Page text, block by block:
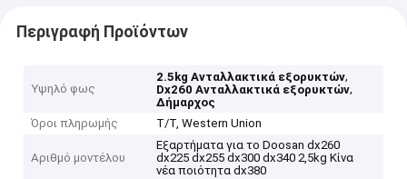
Περιγραφή Προϊόντων
Υψηλό φως
2.5kg Ανταλλακτικά εξορυκτών,
Dx260 Ανταλλακτικά εξορυκτών,
Δήμαρχος
Όροι πληρωμής
T/T, Western Union
Αριθμό μοντέλου
Εξαρτήματα για το Doosan dx260
dx225 dx255 dx300 dx340 2,5kg Κίνα
νέα ποιότητα dx380